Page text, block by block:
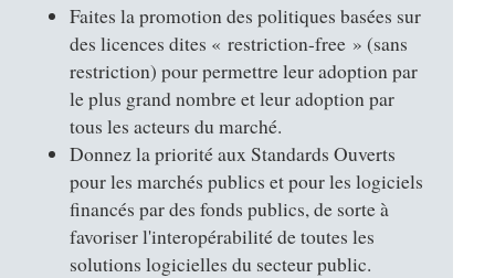
Faites la promotion des politiques basées sur
des licences dites « restriction-free » (sans
restriction) pour permettre leur adoption par
le plus grand nombre et leur adoption par
tous les acteurs du marché.
Donnez la priorité aux Standards Ouverts
pour les marchés publics et pour les logiciels
financés par des fonds publics, de sorte à
favoriser l'interopérabilité de toutes les
solutions logicielles du secteur public.